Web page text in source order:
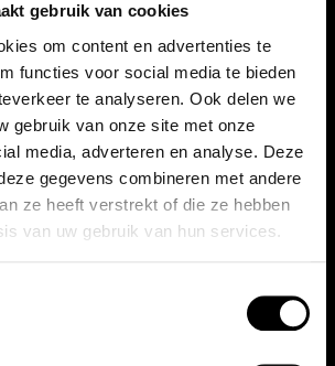
gebruik van cookies
om content en advertenties te
functies voor social media te bieden
te analyseren. Ook delen we
gebruik van onze site met onze
media, adverteren en analyse. Deze
gegevens combineren met andere
ze heeft verstrekt of die ze hebben
van uw gebruik van hun services.